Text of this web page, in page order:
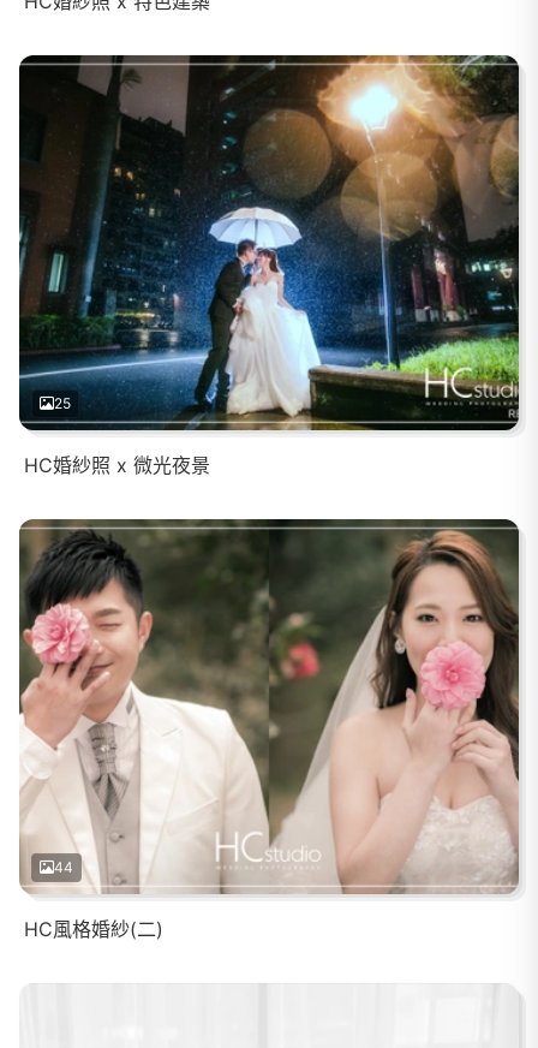
25
HC婚紗照 x 微光夜景
44
HC風格婚紗(二)